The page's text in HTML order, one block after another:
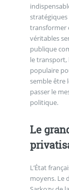
transformer
véritables
publique
le transport,
populaire
semble être
passer le
politique.
Le
L’État
moyens. Le